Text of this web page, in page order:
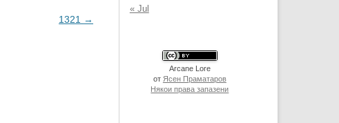
1321 →
« Jul
Arcane Lore
от Ясен Праматаров
Някои права запазени